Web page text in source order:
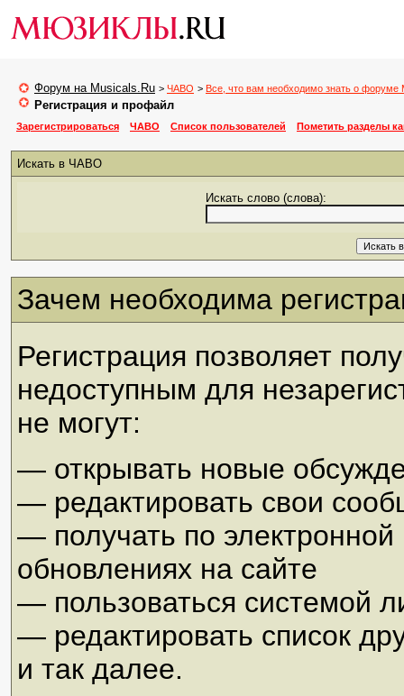
Форум на Musicals.Ru > ЧАВО > Все, что вам необходимо знать о форуме
Регистрация и профайл
Зарегистрироваться ЧАВО Список пользователей Пометить разделы
Искать в ЧАВО
Искать слово (слова):
Зачем необходима
Регистрация позволяет
недоступным для
не могут:
— открывать новые
— редактировать свои
— получать по
обновлениях на сайте
— пользоваться системой
— редактировать список
и так далее.